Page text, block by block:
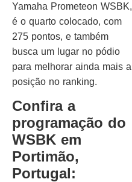
Yamaha Prometeon WSBK,
é o quarto colocado, com
275 pontos, e também
busca um lugar no pódio
para melhorar ainda mais a
posição no ranking.
Confira a
programação do
WSBK em
Portimão,
Portugal: